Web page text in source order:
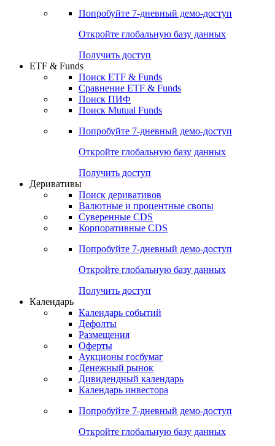
Попробуйте 7-дневный демо-доступ
Откройте глобальную базу данных
Получить доступ
ETF & Funds
Поиск ETF & Funds
Сравнение ETF & Funds
Поиск ПИФ
Поиск Mutual Funds
Попробуйте 7-дневный демо-доступ
Откройте глобальную базу данных
Получить доступ
Деривативы
Поиск деривативов
Валютные и процентные свопы
Суверенные CDS
Корпоративные CDS
Попробуйте 7-дневный демо-доступ
Откройте глобальную базу данных
Получить доступ
Календарь
Календарь событий
Дефолты
Размещения
Оферты
Аукционы госбумаг
Денежный рынок
Дивидендный календарь
Календарь инвестора
Попробуйте 7-дневный демо-доступ
Откройте глобальную базу данных